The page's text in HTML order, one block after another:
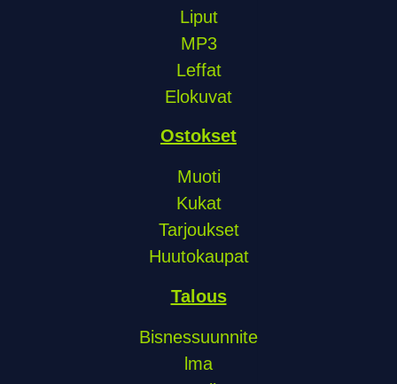
Liput
MP3
Leffat
Elokuvat
Ostokset
Muoti
Kukat
Tarjoukset
Huutokaupat
Talous
Bisnessuunnite
lma